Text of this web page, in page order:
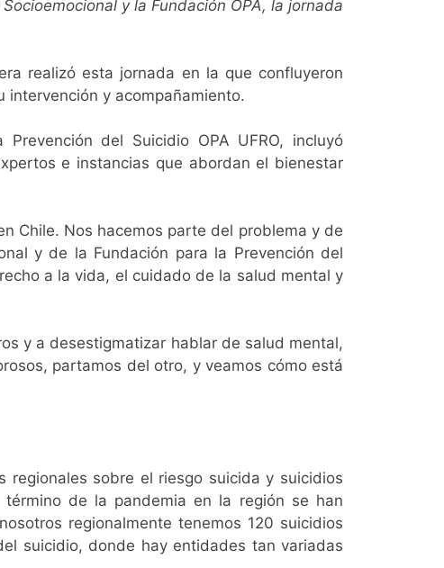
y la Fundación OPA, la jornada
realizó esta jornada en la que confluyeron
intervención y acompañamiento.
del Suicidio OPA UFRO, incluyó
e instancias que abordan el bienestar
Chile. Nos hacemos parte del problema y de
y de la Fundación para la Prevención del
a la vida, el cuidado de la salud mental y
y a desestigmatizar hablar de salud mental,
partamos del otro, y veamos cómo está
regionales sobre el riesgo suicida y suicidios
de la pandemia en la región se han
regionalmente tenemos 120 suicidios
suicidio, donde hay entidades tan variadas